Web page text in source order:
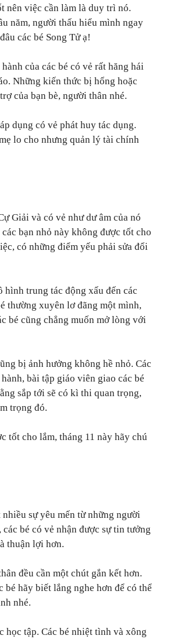
nên việc cần làm là duy trì nó.
năm, người thấu hiểu mình ngay
các bé Song Tử ạ!
của các bé có vẻ rất hăng hái
Những kiến thức bị hổng hoặc
của bạn bè, người thân nhé.
dụng có vẻ phát huy tác dụng.
lo cho nhưng quản lý tài chính
Giải và có vẻ như dư âm của nó
bạn nhỏ này không được tốt cho
có những điểm yếu phải sửa đổi
hình trung tác động xấu đến các
thường xuyên lơ đãng một mình,
bé cũng chẳng muốn mở lòng với
bị ảnh hưởng không hề nhỏ. Các
bài tập giáo viên giao các bé
sắp tới sẽ có kì thi quan trọng,
trọng đó.
tốt cho lắm, tháng 11 này hãy chú
sự yêu mến từ những người
bé có vẻ nhận được sự tin tưởng
thuận lợi hơn.
đều cần một chút gắn kết hơn.
hãy biết lắng nghe hơn để có thể
nhé.
học tập. Các bé nhiệt tình và xông